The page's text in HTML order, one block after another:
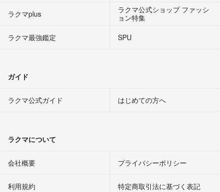
ラクマplus
ラクマ公式ショップ ファッシ
ョン特集
ラクマ最強鑑定
SPU
ガイド
ラクマ公式ガイド はじめての方へ
ラクマについて
会社概要 プライバシーポリシー
利用規約 特定商取引法に基づく表記